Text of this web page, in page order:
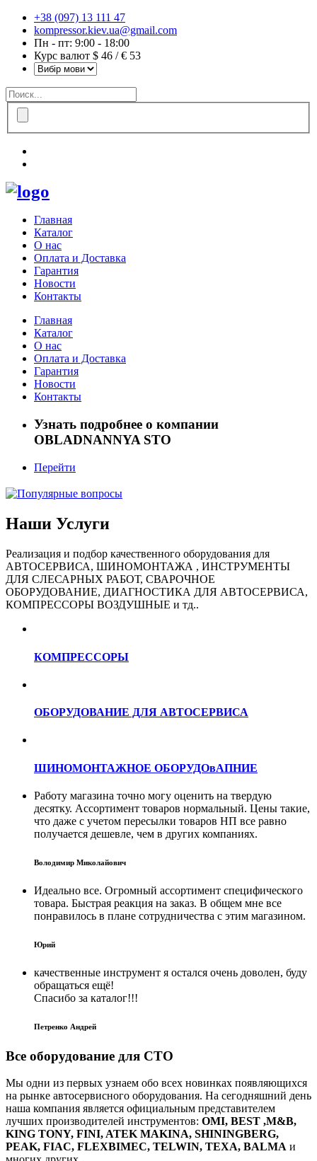
+38 (097) 13 111 47
kompressor.kiev.ua@gmail.com
Пн - пт: 9:00 - 18:00
Курс валют $ 46 / € 53
Главная
Каталог
О нас
Оплата и Доставка
Гарантия
Новости
Контакты
Главная
Каталог
О нас
Оплата и Доставка
Гарантия
Новости
Контакты
Узнать подробнее о компании
OBLADNANNYA STO
Перейти
Наши Услуги
Реализация и подбор качественного оборудования для
АВТОСЕРВИСА, ШИНОМОНТАЖА , ИНСТРУМЕНТЫ
ДЛЯ СЛЕСАРНЫХ РАБОТ, СВАРОЧНОЕ
ОБОРУДОВАНИЕ, ДИАГНОСТИКА ДЛЯ АВТОСЕРВИСА,
КОМПРЕССОРЫ ВОЗДУШНЫЕ и тд..
КОМПРЕССОРЫ
ОБОРУДОВАНИЕ ДЛЯ АВТОСЕРВИСА
ШИНОМОНТАЖНОЕ ОБОРУДОвАПНИЕ
Работу магазина точно могу оценить на твердую
десятку. Ассортимент товаров нормальный. Цены такие,
что даже с учетом пересылки товаров НП все равно
получается дешевле, чем в других компаниях.
Володимир Миколайович
Идеально все. Огромный ассортимент специфического
товара. Быстрая реакция на заказ. В общем мне все
понравилось в плане сотрудничества с этим магазином.
Юрий
качественные инструмент я остался очень доволен, буду
обращаться ещё!
Спасибо за каталог!!!
Петренко Андрей
Все оборудование для СТО
Мы одни из первых узнаем обо всех новинках появляющихся
на рынке автосервисного оборудования. На сегодняшний день
наша компания является официальным представителем
лучших производителей инструментов: ОMI, BEST ,M&B,
KING TONY, FINI, ATEK MAKINA, SHININGBERG,
PEAK, FIAC, FLEXBIMEC, TELWIN, TEXA, BALMA и